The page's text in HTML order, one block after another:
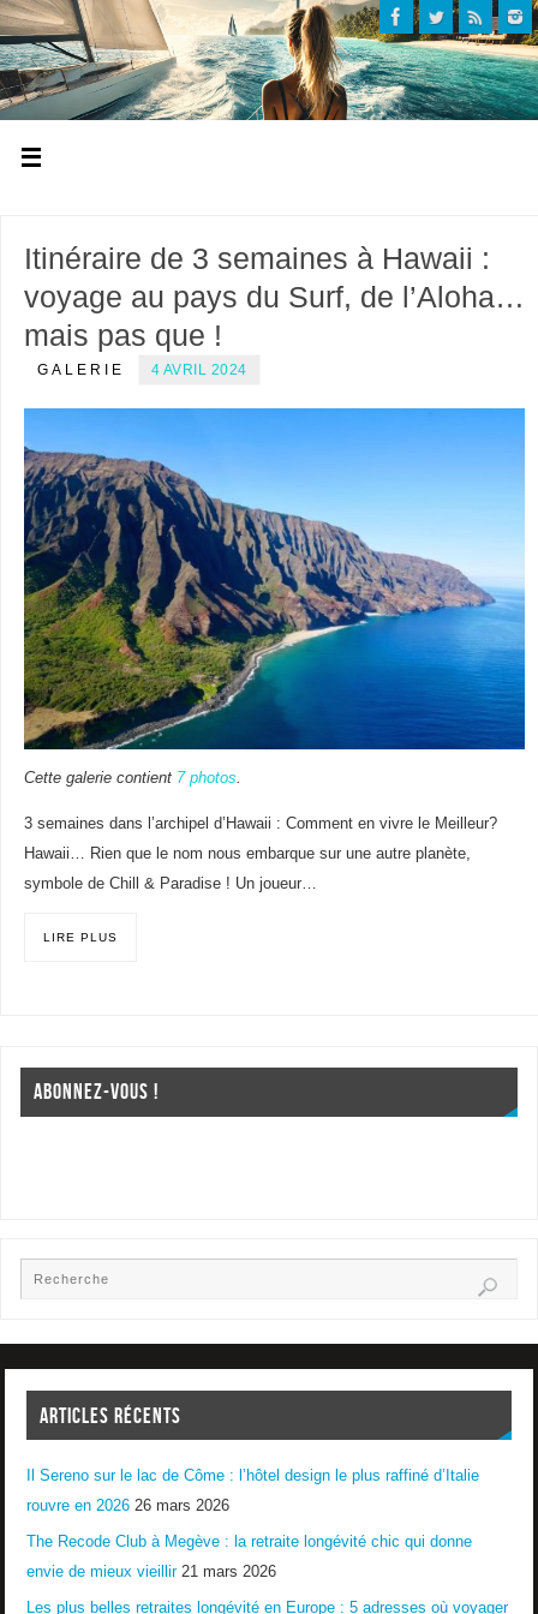
Itinéraire de 3 semaines à Hawaii :
voyage au pays du Surf, de l’Aloha…
mais pas que !
GALERIE 4 AVRIL 2024
Cette galerie contient 7 photos
3 semaines dans l’archipel d’Hawaii : Comment en vivre le Meilleur?
Hawaii… Rien que le nom nous embarque sur une autre planète,
symbole de Chill & Paradise ! Un joueur…
LIRE PLUS
ABONNEZ-VOUS !
ARTICLES RÉCENTS
Il Sereno sur le lac de Côme : l’hôtel design le plus raffiné d’Italie
rouvre en 2026 26 mars 2026
The Recode Club à Megève : la retraite longévité chic qui donne
envie de mieux vieillir 21 mars 2026
Les plus belles retraites longévité en Europe : 5 adresses où voyager